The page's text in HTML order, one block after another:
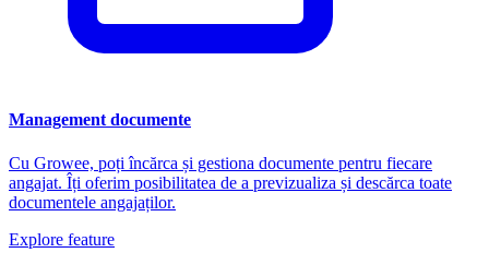
Management documente
Cu Growee, poți încărca și gestiona documente pentru fiecare
angajat. Îți oferim posibilitatea de a previzualiza și descărca toate
documentele angajaților.
Explore feature